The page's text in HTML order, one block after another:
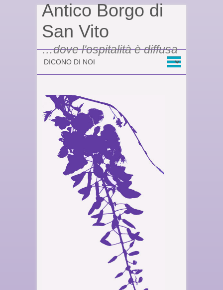
Antico Borgo di
San Vito
…dove l'ospitalità è diffusa